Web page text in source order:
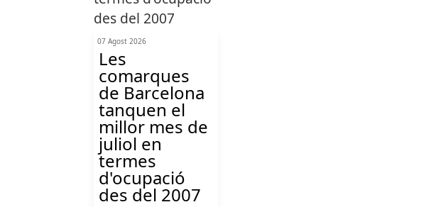
07 Agost 2026
Les
comarques
de Barcelona
tanquen el
millor mes de
juliol en
termes
d'ocupació
des del 2007